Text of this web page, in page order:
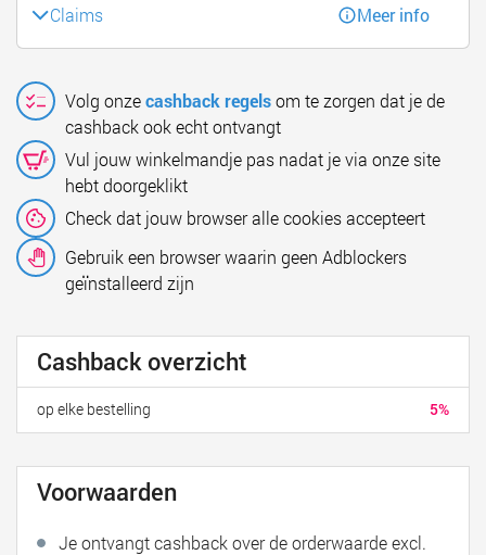
Claims Meer info
Volg onzecashback regelsom te zorgen dat je de
cashback ook echt ontvangt
Vul jouw winkelmandje pas nadat je via onze site
hebt doorgeklikt
Check dat jouw browser alle cookies accepteert
Gebruik een browser waarin geen Adblockers
geïnstalleerd zijn
Cashback overzicht
5%
op elke bestelling
Voorwaarden
Je ontvangt cashback over de orderwaarde excl.